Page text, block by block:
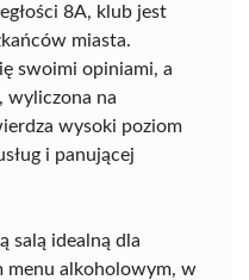
8A, klub jest
miasta.
swoimi opiniami, a
, wyliczona na
wysoki poziom
i panującej
salą idealną dla
menu alkoholowym, w